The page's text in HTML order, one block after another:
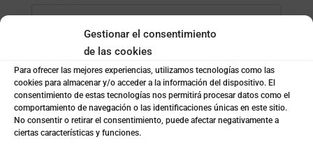
Gestionar el consentimiento
de las cookies
Para ofrecer las mejores experiencias, utilizamos tecnologías como las
cookies para almacenar y/o acceder a la información del dispositivo. El
consentimiento de estas tecnologías nos permitirá procesar datos como el
comportamiento de navegación o las identificaciones únicas en este sitio.
No consentir o retirar el consentimiento, puede afectar negativamente a
ciertas características y funciones.
¿Empresa o particular?*
Empresa
Particular
Nombre de la empresa*